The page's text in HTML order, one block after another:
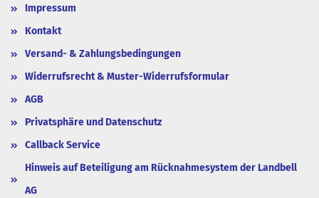
Impressum
Kontakt
Versand- & Zahlungsbedingungen
Widerrufsrecht & Muster-Widerrufsformular
AGB
Privatsphäre und Datenschutz
Callback Service
Hinweis auf Beteiligung am Rücknahmesystem der Landbell
AG